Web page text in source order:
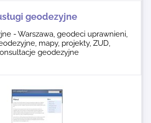
geodezyjne
- Warszawa, geodeci uprawnieni,
mapy, projekty, ZUD,
geodezyjne